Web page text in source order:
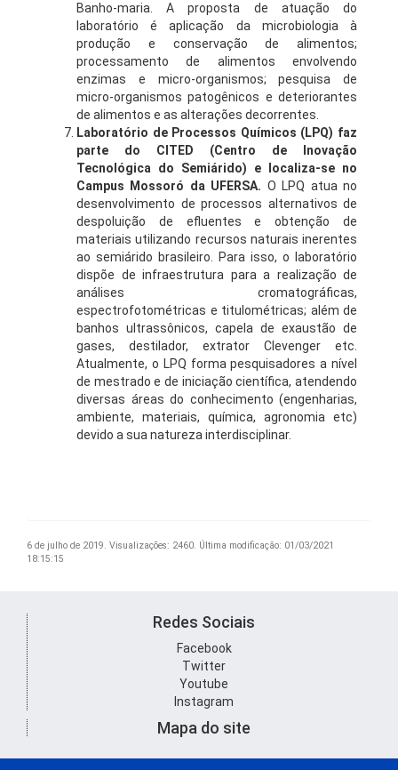
Banho-maria. A proposta de atuação do
laboratório é aplicação da microbiologia à
produção e conservação de alimentos;
processamento de alimentos envolvendo
enzimas e micro-organismos; pesquisa de
micro-organismos patogênicos e deteriorantes
de alimentos e as alterações decorrentes.
Laboratório de Processos Químicos (LPQ) faz
parte do CITED (Centro de Inovação
Tecnológica do Semiárido) e localiza-se no
Campus Mossoró da UFERSA. O LPQ atua no
desenvolvimento de processos alternativos de
despoluição de efluentes e obtenção de
materiais utilizando recursos naturais inerentes
ao semiárido brasileiro. Para isso, o laboratório
dispõe de infraestrutura para a realização de
análises cromatográficas,
espectrofotométricas e titulométricas; além de
banhos ultrassônicos, capela de exaustão de
gases, destilador, extrator Clevenger etc.
Atualmente, o LPQ forma pesquisadores a nível
de mestrado e de iniciação científica, atendendo
diversas áreas do conhecimento (engenharias,
ambiente, materiais, química, agronomia etc)
devido a sua natureza interdisciplinar.
6 de julho de 2019. Visualizações: 2460. Última modificação: 01/03/2021
18:15:15
Redes Sociais
Facebook
Twitter
Youtube
Instagram
Mapa do site